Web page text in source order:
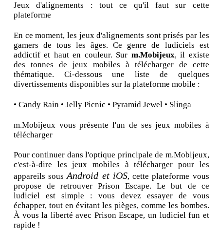
Jeux d'alignements : tout ce qu'il faut sur cette
plateforme
En ce moment, les jeux d'alignements sont prisés par les
gamers de tous les âges. Ce genre de ludiciels est
addictif et haut en couleur. Sur m.Mobijeux, il existe
des tonnes de jeux mobiles à télécharger de cette
thématique. Ci-dessous une liste de quelques
divertissements disponibles sur la plateforme mobile :
• Candy Rain • Jelly Picnic • Pyramid Jewel • Slinga
m.Mobijeux vous présente l'un de ses jeux mobiles à
télécharger
Pour continuer dans l'optique principale de m.Mobijeux,
c'est-à-dire les jeux mobiles à télécharger pour les
appareils sousAndroid et iOS, cette plateforme vous
propose de retrouver Prison Escape. Le but de ce
ludiciel est simple : vous devez essayer de vous
échapper, tout en évitant les pièges, comme les bombes.
À vous la liberté avec Prison Escape, un ludiciel fun et
rapide !